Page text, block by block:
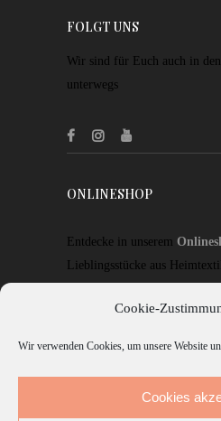
Cookie-
Wir verwenden Cookies, um unsere Website
Cookies
FOLGT UNS
Wir sind für Euch auch in
unterwegs
ONLINESHOP
Entdecke in unserem
Lieblingsstücke aus